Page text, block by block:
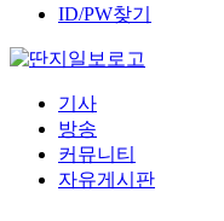
ID/PW찾기
기사
방송
커뮤니티
자유게시판